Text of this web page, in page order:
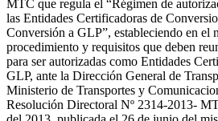
MTC que regula el “Régimen de
las Entidades Certificadoras de
Conversión a GLP”, estableciendo en el
procedimiento y requisitos que deben
para ser autorizadas como Entidades
GLP, ante la Dirección General de
Ministerio de Transportes y
Resolución Directoral Nº 2314-2013-